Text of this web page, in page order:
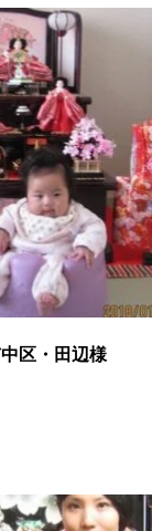
区・田辺様